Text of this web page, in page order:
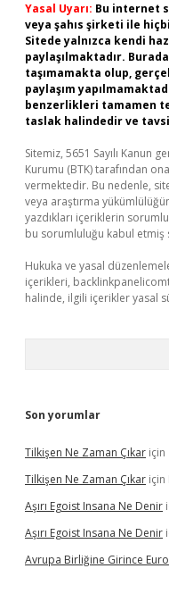
Yasal Uyarı: Bu internet
veya şahıs şirketi ile
Sitede yalnızca kendi
paylaşılmaktadır.
taşımamakta olup,
paylaşım
benzerlikleri tamamen
taslak halindedir ve
Sitemiz, 5651 Sayılı Kanun
Kurumu (BTK) tarafından
vermektedir. Bu nedenle,
veya araştırma
yazdıkları içeriklerin
bu sorumluluğu kabul etmiş
Hukuka ve yasal
içerikleri,
halinde, ilgili içerikler yasal
Son yorumlar
Tilkişen Ne Zaman Çıkar için
Tilkişen Ne Zaman Çıkar için
Aşırı Egoist Insana Ne Denir
Aşırı Egoist Insana Ne Denir
Avrupa Birliğine Girince